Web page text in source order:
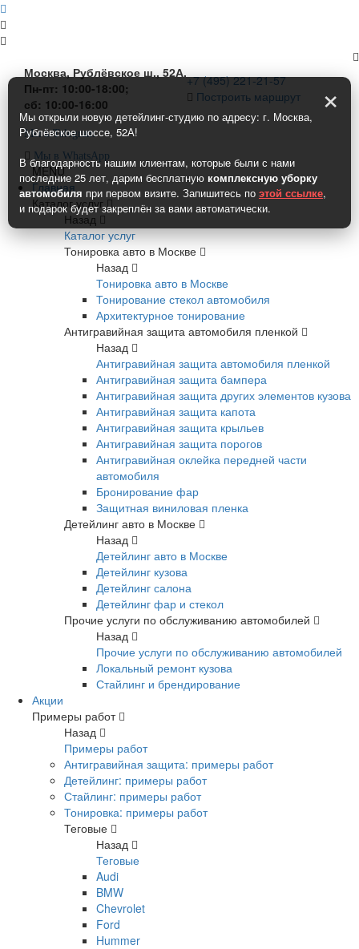
×
Мы открыли новую детейлинг-студию по адресу: г. Москва,
Рублёвское шоссе, 52А!
В благодарность нашим клиентам, которые были с нами
последние 25 лет, дарим бесплатную комплексную уборку
автомобиля при первом визите. Запишитесь по этой ссылке,
и подарок будет закреплён за вами автоматически.
Москва, Рублёвское ш., 52А.
Пн-пт: 10:00-18:00;
сб: 10:00-16:00
+7 (495) 221-21-57
Построить маршрут
Мы в Telegram
Мы в WhatsApp
MENU
Главная
Каталог услуг
Назад
Каталог услуг
Тонировка авто в Москве
Назад
Тонировка авто в Москве
Тонирование стекол автомобиля
Архитектурное тонирование
Антигравийная защита автомобиля пленкой
Назад
Антигравийная защита автомобиля пленкой
Антигравийная защита бампера
Антигравийная защита других элементов кузова
Антигравийная защита капота
Антигравийная защита крыльев
Антигравийная защита порогов
Антигравийная оклейка передней части
автомобиля
Бронирование фар
Защитная виниловая пленка
Детейлинг авто в Москве
Назад
Детейлинг авто в Москве
Детейлинг кузова
Детейлинг салона
Детейлинг фар и стекол
Прочие услуги по обслуживанию автомобилей
Назад
Прочие услуги по обслуживанию автомобилей
Локальный ремонт кузова
Стайлинг и брендирование
Акции
Примеры работ
Назад
Примеры работ
Антигравийная защита: примеры работ
Детейлинг: примеры работ
Стайлинг: примеры работ
Тонировка: примеры работ
Теговые
Назад
Теговые
Audi
BMW
Chevrolet
Ford
Hummer